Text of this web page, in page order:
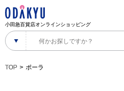
小田急百貨店オンラインショッピング
TOP ポーラ